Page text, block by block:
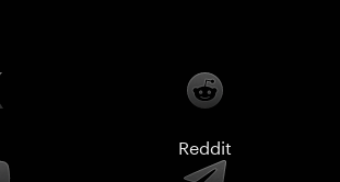
Reddit